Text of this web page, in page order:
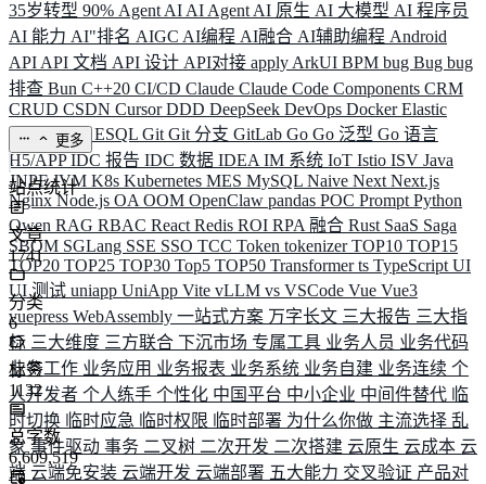
35岁转型 90% AgentAIAI AgentAI 原生 AI 大模型 AI 程序员
AI 能力 AI"排名 AIGC AI编程 AI融合 AI辅助编程 Android
APIAPI 文档 API 设计 API对接 applyArkUI BPM bug Bug bug
排查 Bun C++20 CI/CD Claude Claude Code Components CRM
CRUD CSDN CursorDDD DeepSeek DevOps DockerElastic
ELK ElysiaESQL GitGit 分支 GitLab Go Go 泛型 Go 语言
H5/APPIDC 报告 IDC 数据 IDEAIM 系统 IoT Istio ISV Java
JNPFJVM K8s Kubernetes MES MySQL Naive NextNext.js
NginxNode.js OAOOM OpenClaw pandas POC PromptPython
Qwen RAG RBAC ReactRedis ROI RPA 融合 Rust SaaS Saga
SBOM SGLang SSE SSO TCC Token tokenizerTOP10 TOP15
TOP20 TOP25 TOP30 Top5 TOP50 Transformerts TypeScriptUI
UI 测试 uniapp UniApp Vite vLLM vs VSCode Vue Vue3
vuepress WebAssembly 一站式方案 万字长文 三大报告 三大指
标 三大维度 三方联合 下沉市场 专属工具 业务人员 业务代码
业务工作 业务应用 业务报表 业务系统 业务自建 业务连续 个
人开发者 个人练手 个性化 中国平台 中小企业 中间件替代 临
时切换 临时应急 临时权限 临时部署 为什么你做 主流选择 乱
象事件驱动 事务 二叉树 二次开发 二次搭建 云原生 云成本 云
端 云端免安装 云端开发 云端部署 五大能力 交叉验证 产品对
更多
站点统计
文章
1741
分类
6
标签
1132
总字数
6,609,519